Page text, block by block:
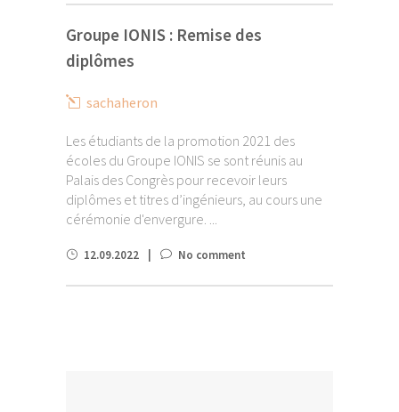
Groupe IONIS : Remise des
diplômes
sachaheron
Les étudiants de la promotion 2021 des
écoles du Groupe IONIS se sont réunis au
Palais des Congrès pour recevoir leurs
diplômes et titres d’ingénieurs, au cours une
cérémonie d'envergure. ...
12.09.2022 No comment